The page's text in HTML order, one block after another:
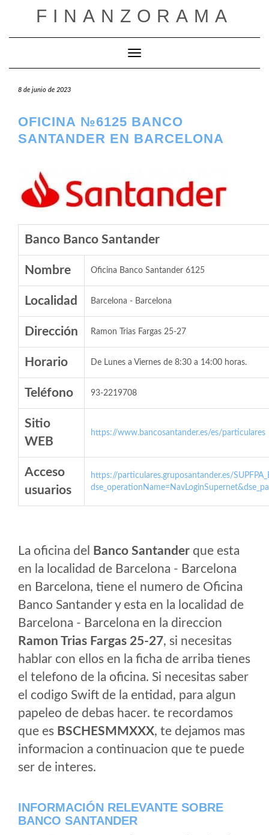
FINANZORAMA
Cambiar modo de navegación
8 de junio de 2023
OFICINA №6125 BANCO
SANTANDER EN BARCELONA
Banco Banco Santander
Nombre Oficina Banco Santander 6125
Localidad Barcelona - Barcelona
Dirección Ramon Trias Fargas 25-27
Horario De Lunes a Viernes de 8:30 a 14:00 horas.
Teléfono 93-2219708
Sitio
WEB
https://www.bancosantander.es/es/particulares
Acceso
usuarios
https://particulares.gruposantander.es/
La oficina del Banco Santander que esta
en la localidad de Barcelona - Barcelona
en Barcelona, tiene el numero de Oficina
Banco Santander y esta en la localidad de
Barcelona - Barcelona en la direccion
Ramon Trias Fargas 25-27, si necesitas
hablar con ellos en la ficha de arriba tienes
el telefono de la oficina. Si necesitas saber
el codigo Swift de la entidad, para algun
papeleo de debas hacer. te recordamos
que es BSCHESMMXXX, te dejamos mas
informacion a continuacion que te puede
ser de interes.
INFORMACIÓN RELEVANTE SOBRE
BANCO SANTANDER